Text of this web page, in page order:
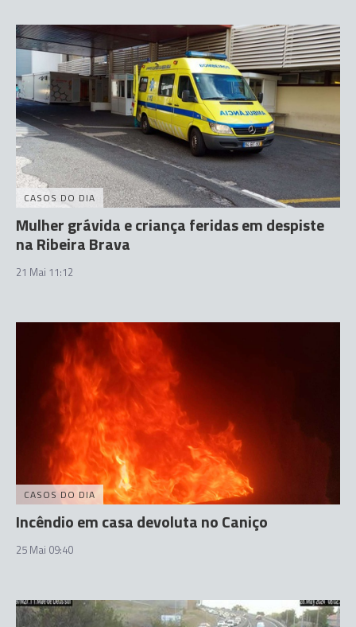
CASOS DO DIA
Mulher grávida e criança feridas em despiste
na Ribeira Brava
21 Mai 11:12
CASOS DO DIA
Incêndio em casa devoluta no Caniço
25 Mai 09:40